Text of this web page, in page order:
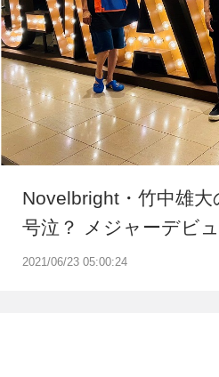
2021/06/23 05:00:24
Novelbright・竹中雄
号泣？ メジャーデビ